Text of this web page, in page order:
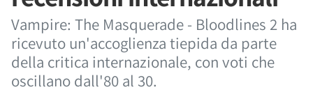
Vampire: The Masquerade - Bloodlines 2 ha
ricevuto un'accoglienza tiepida da parte
della critica internazionale, con voti che
oscillano dall'80 al 30.